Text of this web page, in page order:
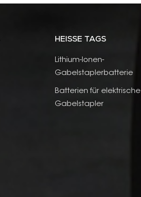
HEISSE TAGS
Lithium-Ionen-
Gabelstaplerbatterie
Batterien für elektrische
Gabelstapler